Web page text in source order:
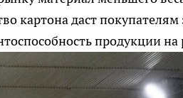
картона даст покупателям
продукции на